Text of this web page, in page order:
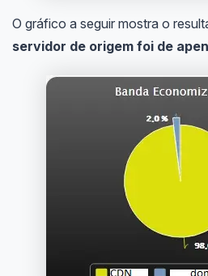
O gráfico a seguir mostra o
servidor de origem foi de